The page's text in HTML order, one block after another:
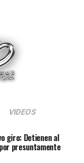
VIDEOS
giro: Detienen al
presuntamente